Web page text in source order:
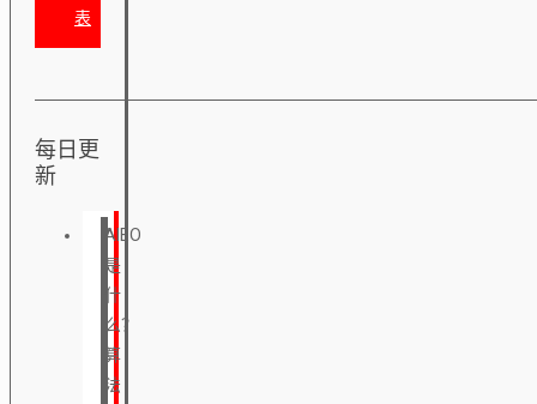
表
每日更
新
AIEO
是
什
么？
算
法